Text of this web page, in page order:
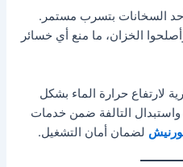
السخانات بتسرب مستمر.
الخزان، ما منع أي خسائر
لارتفاع حرارة الماء بشكل
التالفة ضمن خدمات
لضمان أمان التشغيل.